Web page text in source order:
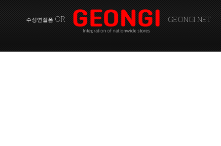
수성연질폼 OR GEONGI NET